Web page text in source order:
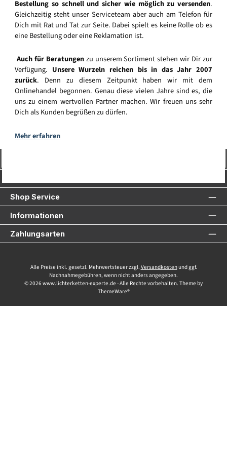
Bestellung so schnell und sicher wie möglich zu versenden.
Gleichzeitig steht unser Serviceteam aber auch am Telefon für
Dich mit Rat und Tat zur Seite. Dabei spielt es keine Rolle ob es
eine Bestellung oder eine Reklamation ist.
Auch für Beratungenzu unserem Sortiment stehen wir Dir zur
Verfügung. Unsere Wurzeln reichen bis in das Jahr 2007
zurück. Denn zu diesem Zeitpunkt haben wir mit dem
Onlinehandel begonnen. Genau diese vielen Jahre sind es, die
uns zu einem wertvollen Partner machen. Wir freuen uns sehr
Dich als Kunden begrüßen zu dürfen.
Mehr erfahren
Shop Service
Informationen
Zahlungsarten
Alle Preise inkl. gesetzl. Mehrwertsteuer zzgl. Versandkostenund ggf.
Nachnahmegebühren, wenn nicht anders angegeben.
© 2026 www.lichterketten-experte.de - Alle Rechte vorbehalten. Theme by
ThemeWare®